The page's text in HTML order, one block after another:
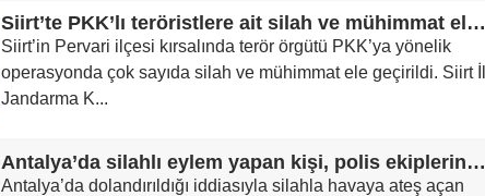
Siirt’te PKK’lı teröristlere ait silah ve mühimmat ele geçirildi
Siirt’in Pervari ilçesi kırsalında terör örgütü PKK’ya yönelik
operasyonda çok sayıda silah ve mühimmat ele geçirildi. Siirt İl
Jandarma K...
Antalya’da silahlı eylem yapan kişi, polis ekiplerince ikna edildi
Antalya’da dolandırıldığı iddiasıyla silahla havaya ateş açan